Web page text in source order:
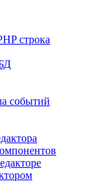
строка
событий